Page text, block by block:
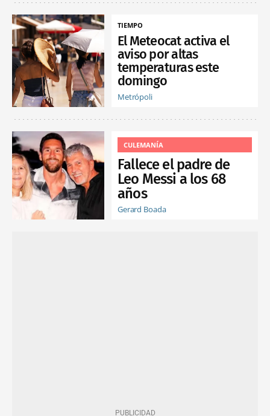
TIEMPO
El Meteocat activa el
aviso por altas
temperaturas este
domingo
Metrópoli
CULEMANÍA
Fallece el padre de
Leo Messi a los 68
años
Gerard Boada